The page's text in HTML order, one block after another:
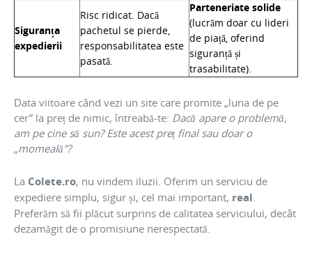
Siguranța
expedierii
Risc ridicat. Dacă
pachetul se pierde,
responsabilitatea este
pasată.
Parteneriate solide
(lucrăm doar cu lideri
de piață, oferind
siguranță și
trasabilitate).
Data viitoare când vezi un site care promite „luna de pe
cer” la preț de nimic, întreabă-te: Dacă apare o problemă,
am pe cine să sun? Este acest preț final sau doar o
„momeală”?
La Colete.ro, nu vindem iluzii. Oferim un serviciu de
expediere simplu, sigur și, cel mai important, real.
Preferăm să fii plăcut surprins de calitatea serviciului, decât
dezamăgit de o promisiune nerespectată.